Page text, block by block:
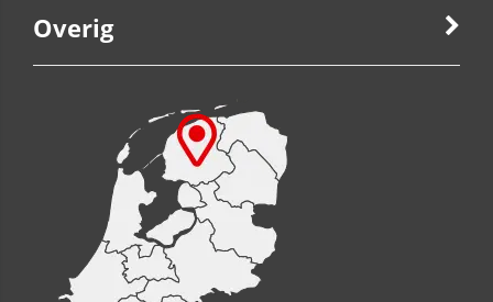
Overig